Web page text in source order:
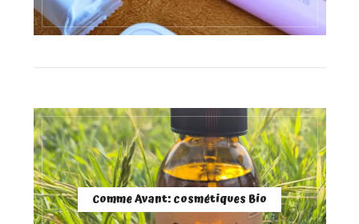
Comme Avant: cosmétiques Bio